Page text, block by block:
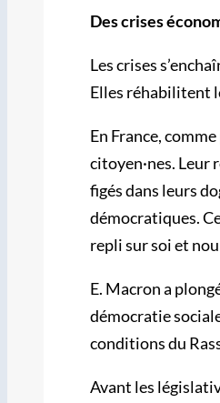
Des crises
Les crises
Elles réhabilitent
En France,
citoyen·nes. Leur
figés dans leurs
démocratiques.
repli sur soi et
E. Macron a
démocratie
conditions du
Avant les